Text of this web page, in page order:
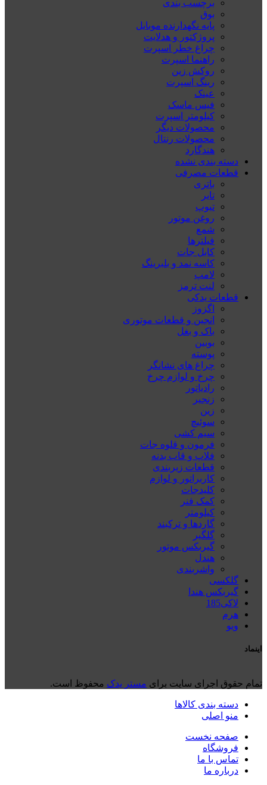
برچسب بندی
بوق
پایه نگهدارنده موبایل
پروژکتور و هدلایت
چراغ خطر اسپرت
راهنما اسپرت
روکش زین
رینگ اسپرت
عینک
فیس ماسک
کیلومتر اسپرت
محصولات دیگر
محصولات رنتال
هندگارد
دسته بندی نشده
قطعات مصرفی
باتری
تایر
تیوپ
روغن موتور
شمع
فیلترها
کابل جات
کاسه نمد و بلبرینگ
لامپ
لنت ترمز
قطعات یدکی
اگزوز
انجین و قطعات موتوری
باک و بغل
بوبین
پوسته
چراغ های نشانگر
چرخ و لوازم چرخ
رادیاتور
زنجیر
زین
سوئیچ
سیم کشی
فرمون و قلوه جات
فلاپ و قاب بدنه
قطعات زیربندی
کاربراتور و لوازم
کلیدجات
کمک فنر
کیلومتر
گاردها و ترکبند
گلگیر
گیربکس موتور
هندل
واشربندی
گلکسی
گیربکس هندا
لاکی185
هرم
ويو
اینماد
تمام حقوق اجرای سایت برای مستر یدک محفوظ است.
دسته بندی کالاها
منو اصلی
صفحه نخست
فروشگاه
تماس با ما
درباره ما